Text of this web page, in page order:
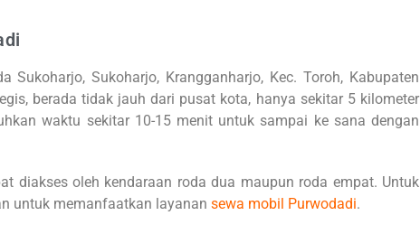
Sukoharjo, Krangganharjo, Kec. Toroh, Kabupaten
berada tidak jauh dari pusat kota, hanya sekitar 5 kilometer
waktu sekitar 10-15 menit untuk sampai ke sana dengan
diakses oleh kendaraan roda dua maupun roda empat. Untuk
untuk memanfaatkan layanan sewa mobil Purwodadi.